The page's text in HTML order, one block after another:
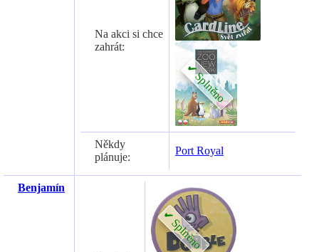
Na akci si chce
zahrát:
Někdy
plánuje:
Port Royal
Benjamín